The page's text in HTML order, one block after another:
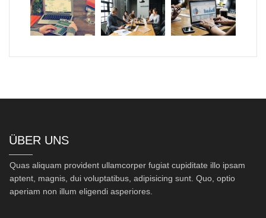
ÜBER UNS
Quas aliquam provident ullamcorper fugiat cupiditate illo ipsam
aptent, magnis, dui voluptatibus, adipisicing sunt. Quo, optio
aperiam non illum eligendi asperiores.